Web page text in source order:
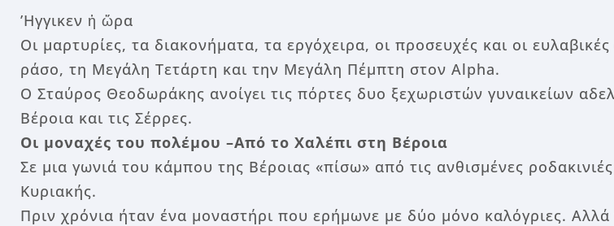
’Ηγγικεν ἡ ὥρα
Οι μαρτυρίες, τα διακονήματα, τα εργόχειρα, οι προσευχές και οι
ράσο, τη Μεγάλη Τετάρτη και την Μεγάλη Πέμπτη στον Alpha.
Ο Σταύρος Θεοδωράκης ανοίγει τις πόρτες δυο ξεχωριστών γυναικείων
Βέροια και τις Σέρρες.
Οι μοναχές του πολέμου –Από το Χαλέπι στη Βέροια
Σε μια γωνιά του κάμπου της Βέροιας «πίσω» από τις ανθισμένες
Κυριακής.
Πριν χρόνια ήταν ένα μοναστήρι που ερήμωνε με δύο μόνο καλόγριες.